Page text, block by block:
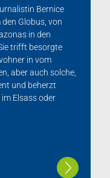
Bernice
Globus, von
in den
trifft besorgte
in vom
aber auch solche,
und beherzt
Elsass oder